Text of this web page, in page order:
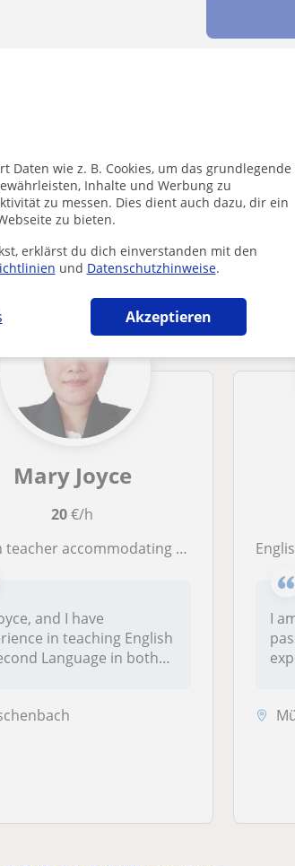
Daten wie z. B. Cookies, um das grundlegende
Inhalte und Werbung zu
zu messen. Dies dient auch dazu, dir ein
zu bieten.
erklärst du dich einverstanden mit den
und Datenschutzhinweise.
Akzeptieren
könnten
Mary Joyce
20€/h
accommodating learners of all ages (KG-Adult).
and I have
in teaching English
Language in both
English
I